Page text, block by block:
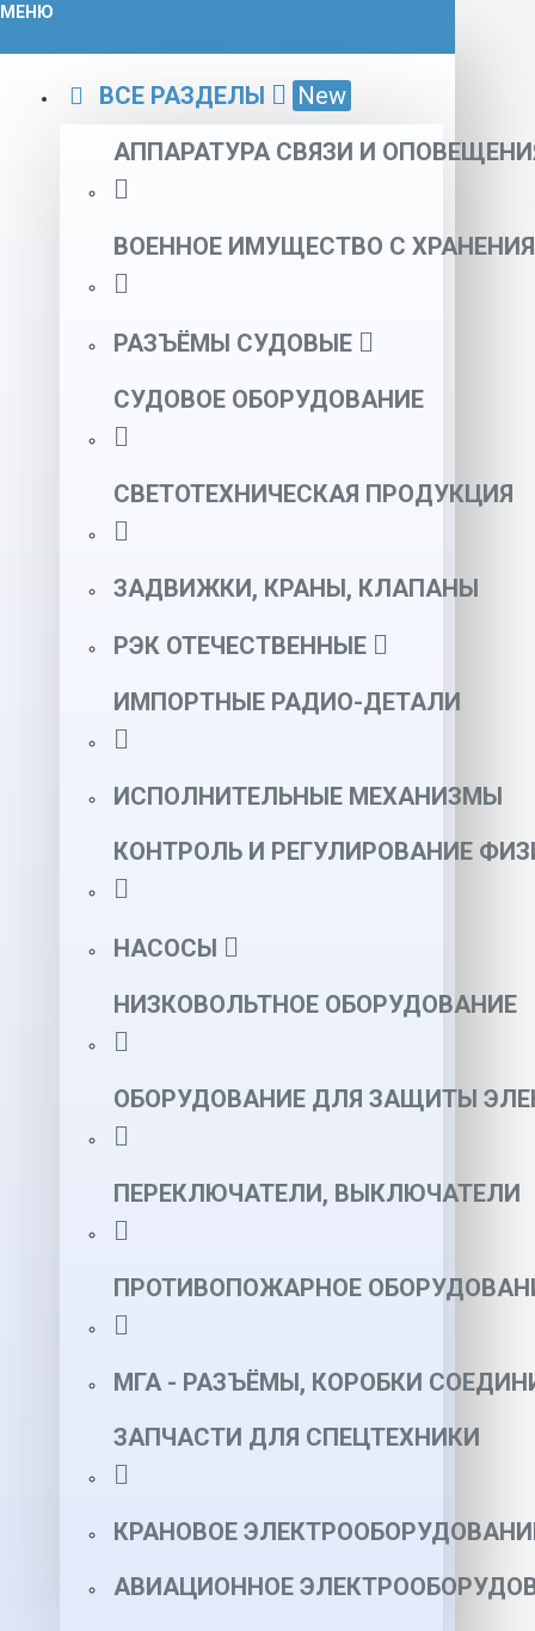
МЕНЮ
ВСЕ РАЗДЕЛЫ
New
АППАРАТУРА СВЯЗИ И
ВОЕННОЕ ИМУЩЕСТВО С ХРАНЕНИЯ
РАЗЪЁМЫ СУДОВЫЕ
СУДОВОЕ ОБОРУДОВАНИЕ
СВЕТОТЕХНИЧЕСКАЯ ПРОДУКЦИЯ
ЗАДВИЖКИ, КРАНЫ, КЛАПАНЫ
РЭК ОТЕЧЕСТВЕННЫЕ
ИМПОРТНЫЕ РАДИО-ДЕТАЛИ
ИСПОЛНИТЕЛЬНЫЕ МЕХАНИЗМЫ
КОНТРОЛЬ И РЕГУЛИРОВАНИЕ
НАСОСЫ
НИЗКОВОЛЬТНОЕ ОБОРУДОВАНИЕ
ОБОРУДОВАНИЕ ДЛЯ ЗАЩИТЫ
ПЕРЕКЛЮЧАТЕЛИ, ВЫКЛЮЧАТЕЛИ
ПРОТИВОПОЖАРНОЕ
МГА - РАЗЪЁМЫ, КОРОБКИ
ЗАПЧАСТИ ДЛЯ СПЕЦТЕХНИКИ
КРАНОВОЕ
АВИАЦИОННОЕ